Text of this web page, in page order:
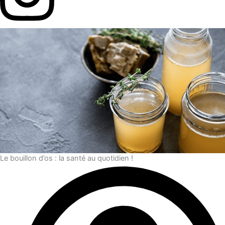
Le bouillon d’os : la santé au quotidien !